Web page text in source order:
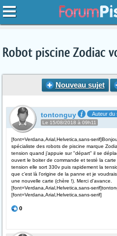
Robot piscine Zodiac
Nouveau sujet
tontonguy Auteur du
Le 15/08/2018 à 09h11
[font=Verdana,Arial,Helvetica,sans-
spécialiste des robots de piscine marque
tension quand j'appuie sur "départ" il se
ouvert le boiter de commande et testé la
tension elle sort 330v puis rapidement la
que c'est là l'origine de la panne et je
une nouvelle carte (chère !). Merci d'avance.
[font=Verdana,Arial,Helvetica,sans-
[font=Verdana,Arial,Helvetica,sans-serif]
0